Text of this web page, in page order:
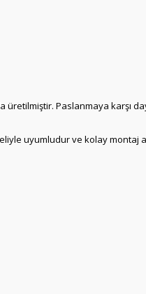
Paslanmaya karşı
uyumludur ve kolay montaj